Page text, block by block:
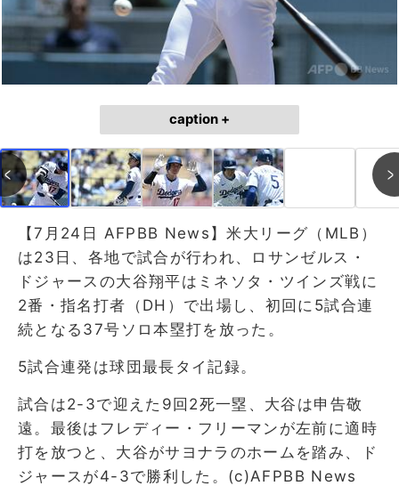
caption +
【7月24日 AFPBB News】米大リーグ（MLB）
は23日、各地で試合が行われ、ロサンゼルス・
ドジャースの大谷翔平はミネソタ・ツインズ戦に
2番・指名打者（DH）で出場し、初回に5試合連
続となる37号ソロ本塁打を放った。
5試合連発は球団最長タイ記録。
試合は2-3で迎えた9回2死一塁、大谷は申告敬
遠。最後はフレディー・フリーマンが左前に適時
打を放つと、大谷がサヨナラのホームを踏み、ド
ジャースが4-3で勝利した。(c)AFPBB News